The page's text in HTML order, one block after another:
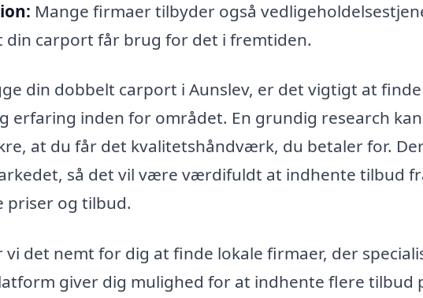
Mange firmaer tilbyder også
carport får brug for det i fremtiden.
din dobbelt carport i Aunslev, er det vigtigt at
erfaring inden for området. En grundig research kan
at du får det kvalitetshåndværk, du betaler for.
så det vil være værdifuldt at indhente tilbud
priser og tilbud.
det nemt for dig at finde lokale firmaer, der
giver dig mulighed for at indhente flere tilbud